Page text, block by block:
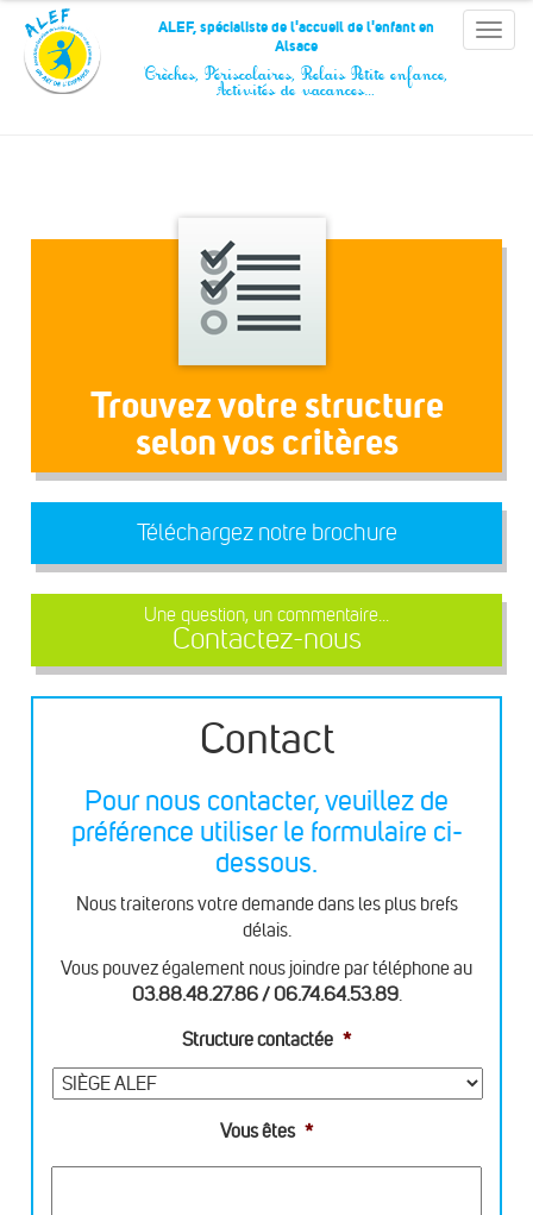
Panneau de gestion des cookies
Toggle
ALEF, spécialiste de l'accueil de l'enfant en
Alsace
Crèches, Périscolaires, Relais Petite enfance,
Activités de vacances…
Trouvez votre structure
selon vos critères
Téléchargez notre brochure
Une question, un commentaire...
Contactez-nous
Contact
Pour nous contacter, veuillez de
préférence utiliser le formulaire ci-
dessous.
Nous traiterons votre demande dans les plus brefs
délais.
Vous pouvez également nous joindre par téléphone au
03.88.48.27.86 / 06.74.64.53.89.
Structure contactée *
Vous êtes *